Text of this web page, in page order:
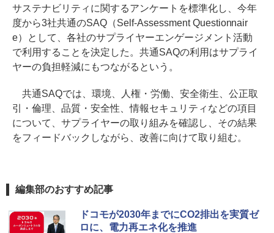
サステナビリティに関するアンケートを標準化し、今年
度から3社共通のSAQ（Self-Assessment Questionnair
e）として、各社のサプライヤーエンゲージメント活動
で利用することを決定した。共通SAQの利用はサプライ
ヤーの負担軽減にもつながるという。
共通SAQでは、環境、人権・労働、安全衛生、公正取
引・倫理、品質・安全性、情報セキュリティなどの項目
について、サプライヤーの取り組みを確認し、その結果
をフィードバックしながら、改善に向けて取り組む。
編集部のおすすめ記事
ドコモが2030年までにCO2排出を実質ゼ
ロに、電力再エネ化を推進